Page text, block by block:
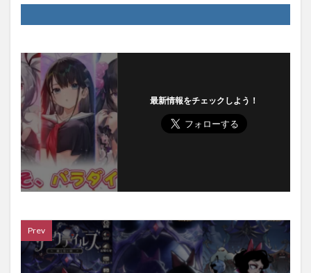
最新情報をチェックしよう！
Prev